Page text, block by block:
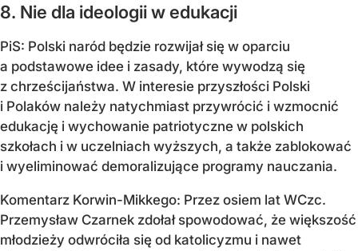
8. Nie dla ideologii w edukacji
PiS: Polski naród będzie rozwijał się w oparciu
a podstawowe idee i zasady, które wywodzą się
z chrześcijaństwa. W interesie przyszłości Polski
i Polaków należy natychmiast przywrócić i wzmocnić
edukację i wychowanie patriotyczne w polskich
szkołach i w uczelniach wyższych, a także zablokować
i wyeliminować demoralizujące programy nauczania.
Komentarz Korwin-Mikkego: Przez osiem lat WCzc.
Przemysław Czarnek zdołał spowodować, że większość
młodzieży odwróciła się od katolicyzmu i nawet